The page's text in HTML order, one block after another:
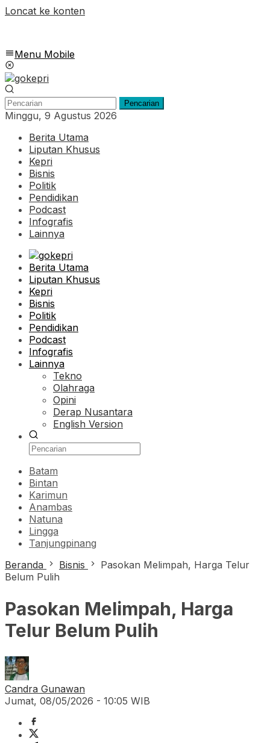
Loncat ke konten
Menu Mobile
Pencarian
Minggu, 9 Agustus 2026
Berita Utama
Liputan Khusus
Kepri
Bisnis
Politik
Pendidikan
Podcast
Infografis
Lainnya
Berita Utama
Liputan Khusus
Kepri
Bisnis
Politik
Pendidikan
Podcast
Infografis
Lainnya
Tekno
Olahraga
Opini
Derap Nusantara
English Version
Batam
Bintan
Karimun
Anambas
Natuna
Lingga
Tanjungpinang
Beranda
Bisnis
Pasokan Melimpah, Harga Telur
Belum Pulih
Pasokan Melimpah, Harga
Telur Belum Pulih
Candra Gunawan
Jumat, 08/05/2026 - 10:05 WIB